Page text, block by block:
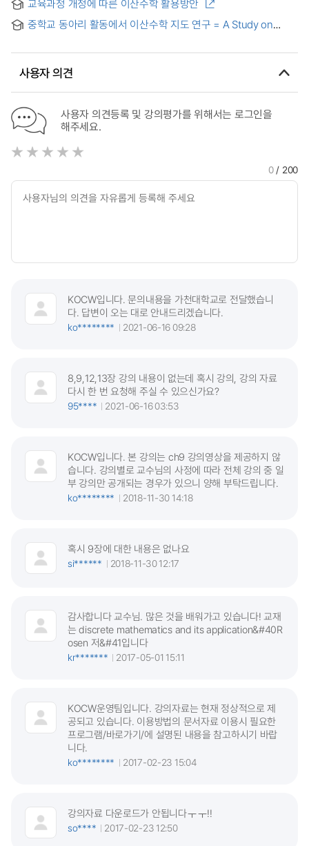
for strengthening mathematical communication
교육과정 개정에 따른 이산수학 활용방안
중학교 동아리 활동에서 이산수학 지도 연구 = A Study on
사용자 의견
사용자 의견등록 및 강의평가를 위해서는 로그인을
해주세요.
0/ 200
KOCW입니다. 문의내용을 가천대학교로 전달했습니
다. 답변이 오는 대로 안내드리겠습니다.
ko********
2021-06-16 09:28
8,9,12,13장 강의 내용이 없는데 혹시 강의, 강의 자료
다시 한 번 요청해 주실 수 있으신가요?
95****
2021-06-16 03:53
KOCW입니다. 본 강의는 ch9 강의영상을 제공하지 않
습니다. 강의별로 교수님의 사정에 따라 전체 강의 중 일
부 강의만 공개되는 경우가 있으니 양해 부탁드립니다.
ko********
2018-11-30 14:18
혹시 9장에 대한 내용은 없나요
si******
2018-11-30 12:17
감사합니다 교수님. 많은 것을 배워가고 있습니다! 교재
는 discrete mathematics and its application&#40R
osen 저&#41입니다
kr*******
2017-05-01 15:11
KOCW운영팀입니다. 강의자료는 현재 정상적으로 제
공되고 있습니다. 이용방법의 문서자료 이용시 필요한
프로그램/바로가기/에 설명된 내용을 참고하시기 바랍
니다.
ko********
2017-02-23 15:04
강의자료 다운로드가 안됩니다ㅜㅜ!!
so****
2017-02-23 12:50